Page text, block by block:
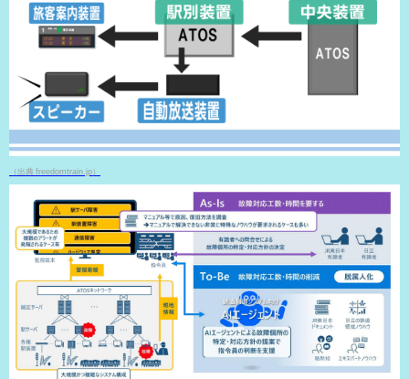
（出典 freedomtrain.jp）